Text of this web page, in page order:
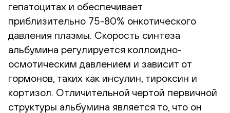
гепатоцитах и обеспечивает
приблизительно 75-80% онкотического
давления плазмы. Скорость синтеза
альбумина регулируется коллоидно-
осмотическим давлением и зависит от
гормонов, таких как инсулин, тироксин и
кортизол. Отличительной чертой первичной
структуры альбумина является то, что он